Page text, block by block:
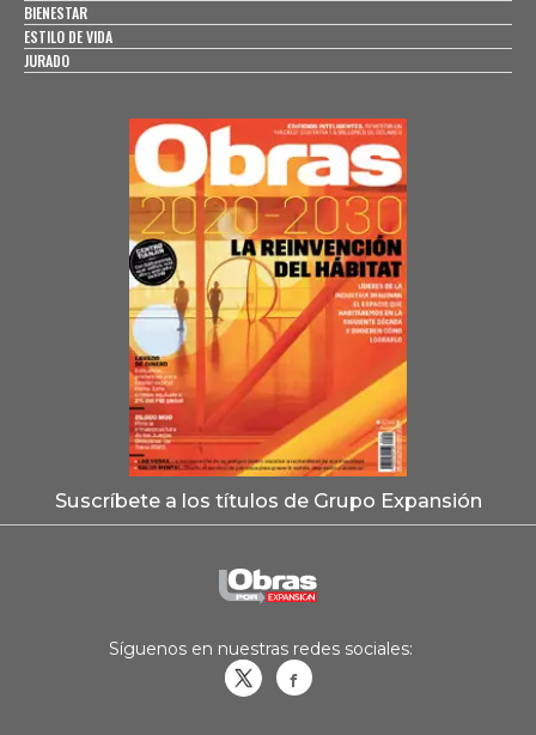
BIENESTAR
ESTILO DE VIDA
JURADO
Suscríbete a los títulos de Grupo Expansión
Síguenos en nuestras redes sociales: